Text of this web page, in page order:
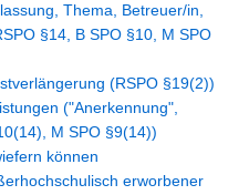
Thema, Betreuer/in,
§14, B SPO §10, M SPO
(RSPO §19(2))
("Anerkennung",
M SPO §9(14))
können
erworbener